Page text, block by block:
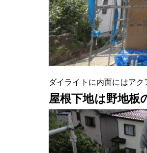
ダイライトに内面にはア
屋根下地は野地板